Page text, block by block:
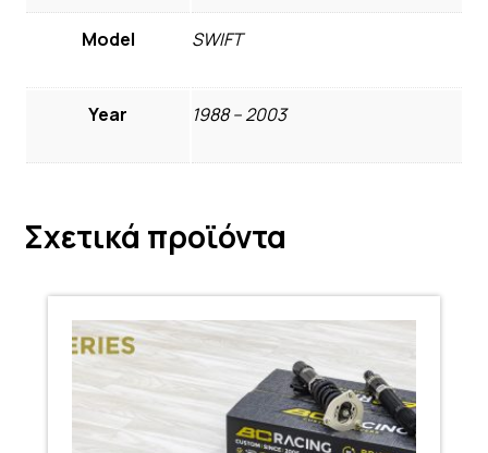
Model SWIFT
Year 1988 – 2003
Σχετικά προϊόντα